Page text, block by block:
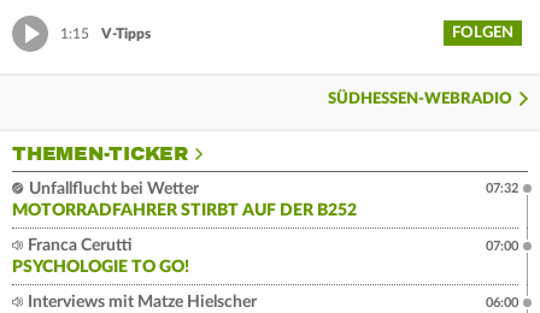
1:15 V-Tipps FOLGEN
SÜDHESSEN-WEBRADIO
THEMEN-TICKER
Unfallflucht bei Wetter
MOTORRADFAHRER STIRBT AUF DER B252
07:32
Franca Cerutti
PSYCHOLOGIE TO GO!
07:00
Interviews mit Matze Hielscher
06:00